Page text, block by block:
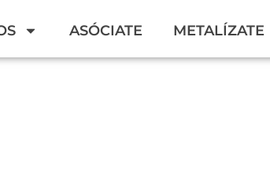
ASÓCIATE METALÍZATE